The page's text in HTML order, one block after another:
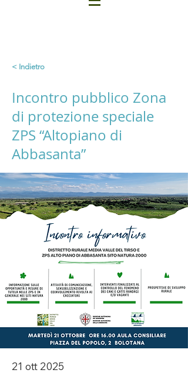
< Indietro
Incontro pubblico Zona
di protezione speciale
ZPS “Altopiano di
Abbasanta”
21 ott 2025